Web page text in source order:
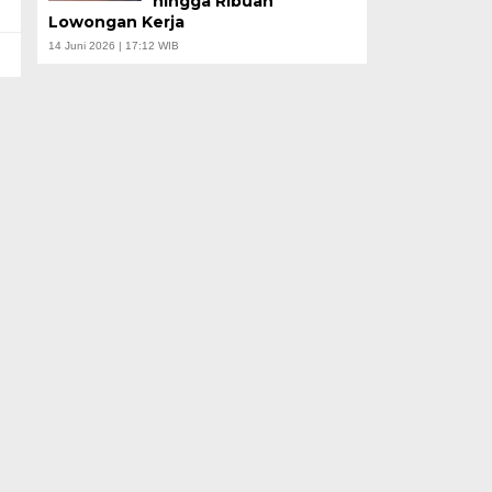
Lowongan Kerja
14 Juni 2026 | 17:12 WIB